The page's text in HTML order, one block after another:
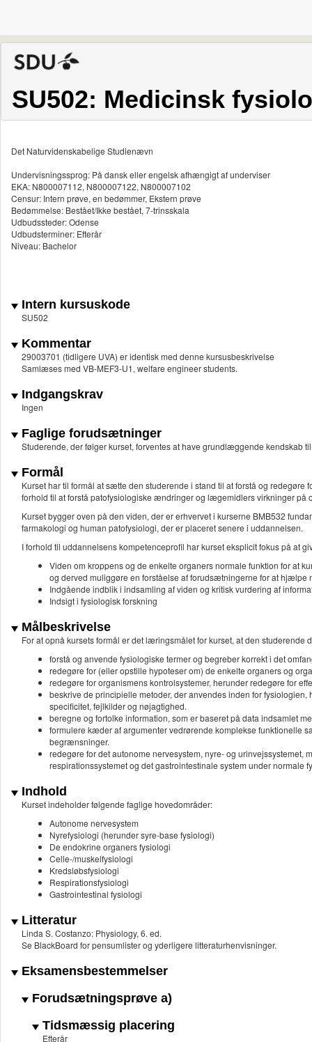
SU502: Medicinsk
Det Naturvidenskabelige Studienævn
Undervisningssprog: På dansk eller engelsk afhængigt af underviser
EKA: N800007112, N800007122, N800007102
Censur: Intern prøve, en bedømmer, Ekstern prøve
Bedømmelse: Bestået/Ikke bestået, 7-trinsskala
Udbudssteder: Odense
Udbudsterminer: Efterår
Niveau: Bachelor
Intern kursuskode
SU502
Kommentar
29003701 (tidligere UVA) er identisk med denne kursusbeskrivelse
Samlæses med VB-MEF3-U1, welfare engineer students.
Indgangskrav
Ingen
Faglige forudsætninger
Studerende, der følger kurset, forventes at have grundlæggende kendskab
Formål
Kurset har til formål at sætte den studerende i stand til at forstå og
forhold til at forstå patofysiologiske ændringer og lægemidlers virkninger på
Kurset bygger oven på den viden, der er erhvervet i kurserne BMB532
farmakologi og human patofysiologi, der er placeret senere i uddannelsen.
I forhold til uddannelsens kompetenceprofil har kurset eksplicit fokus på at
Viden om kroppens og de enkelte organers normale funktion for at
og derved muliggøre en forståelse af forudsætningerne for at hjælpe
Indgående indblik i indsamling af viden og kritisk vurdering af
Indsigt i fysiologisk forskning
Målbeskrivelse
For at opnå kursets formål er det læringsmålet for kurset, at den studerende
forstå og anvende fysiologiske termer og begreber korrekt i det
redegøre for (eller opstille hypoteser om) de enkelte organers og
redegøre for organismens kontrolsystemer, herunder redegøre for
beskrive de principielle metoder, der anvendes inden for
specificitet, fejlkilder og nøjagtighed.
beregne og fortolke information, som er baseret på data indsamlet
formulere kæder af argumenter vedrørende komplekse funktionelle
begrænsninger.
redegøre for det autonome nervesystem, nyre- og
respirationssystemet og det gastrointestinale system under normale
Indhold
Kurset indeholder følgende faglige hovedområder:
Autonome nervesystem
Nyrefysiologi (herunder syre-base fysiologi)
De endokrine organers fysiologi
Celle-/muskelfysiologi
Kredsløbsfysiologi
Respirationsfysiologi
Gastrointestinal fysiologi
Litteratur
Linda S. Costanzo: Physiology, 6. ed.
Se BlackBoard for pensumlister og yderligere litteraturhenvisninger.
Eksamensbestemmelser
Forudsætningsprøve a)
Tidsmæssig placering
Efterår